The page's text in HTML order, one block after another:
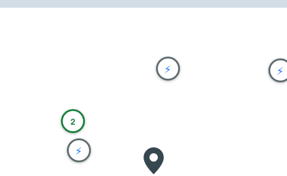
⚡
⚡
2
⚡